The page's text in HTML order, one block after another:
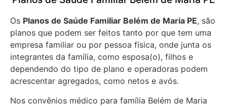
Os Planos de Saúde Familiar Belém de Maria PE, são
planos que podem ser feitos tanto por que tem uma
empresa familiar ou por pessoa física, onde junta os
integrantes da família, como esposa(o), filhos e
dependendo do tipo de plano e operadoras podem
acrescentar agregados, como netos e avós.
Nos convênios médico para família Belém de Maria